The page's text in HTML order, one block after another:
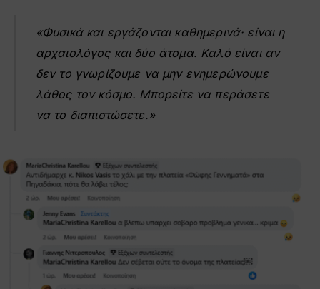
«Φυσικά και εργάζονται καθημερινά· είναι η
αρχαιολόγος και δύο άτομα. Καλό είναι αν
δεν το γνωρίζουμε να μην ενημερώνουμε
λάθος τον κόσμο. Μπορείτε να περάσετε
να το διαπιστώσετε.»